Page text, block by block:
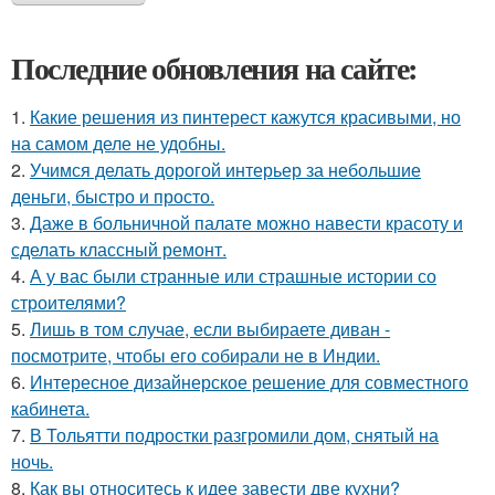
Последние обновления на сайте:
1. Какие решения из пинтерест кажутся красивыми, но
на самом деле не удобны.
2. Учимся делать дорогой интерьер за небольшие
деньги, быстро и просто.
3. Даже в больничной палате можно навести красоту и
сделать классный ремонт.
4. А у вас были странные или страшные истории со
строителями?
5. Лишь в том случае, если выбираете диван -
посмотрите, чтобы его собирали не в Индии.
6. Интересное дизайнерское решение для совместного
кабинета.
7. В Тольятти подростки разгромили дом, снятый на
ночь.
8. Как вы относитесь к идее завести две кухни?